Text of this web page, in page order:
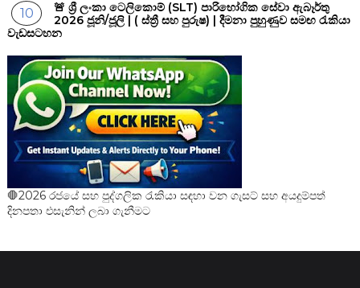
🚨 ශ්‍රී ලංකා ටෙලිකොම් (SLT) පාරිභෝගික සේවා ඇබෑර්තු
2026 ජූනි/ජූලි | ( ස්ත්‍රී සහ පුරුෂ) | දීමනා පුහුණුව සමඟ රැකියා
වැඩසටහන
🛑2026 රජයේ සහ පුද්ගලික රැකියා සඳහා වන ගැසට් සහ අයදුම්පත්
දිනපතා එසැනින් ලබා ගැනීමට